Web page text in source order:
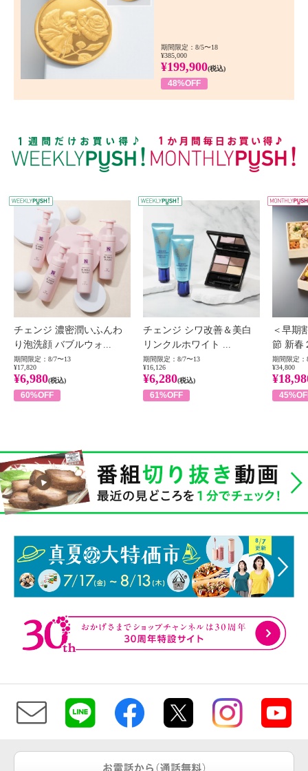
期間限定：8/5〜18
¥385,000
¥199,900(税込)
48%OFF
WEEKLY PUSH
チェンジ 濃密潤いふんわ
り泡洗顔 バブルウォ...
期間限定：8/7〜13
¥17,820
¥6,980(税込)
60%OFF
チェンジ シワ改善＆美白
リンクルホワイト ...
期間限定：8/7〜13
¥16,126
¥6,280(税込)
61%OFF
＜早期
節 新春
期間限定：
¥34,800